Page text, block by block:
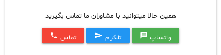
همین حالا میتوانید با مشاوران ما تماس بگیرید
واتساپ message تلگرام send تماس call